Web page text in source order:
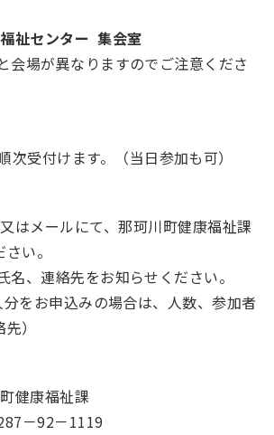
祉センター 集会室
会場が異なりますのでご注意くださ
受付けます。（当日参加も可）
はメールにて、那珂川町健康福祉課
い。
連絡先をお知らせください。
申込みの場合は、人数、参加者
）
健康福祉課
－92－1119